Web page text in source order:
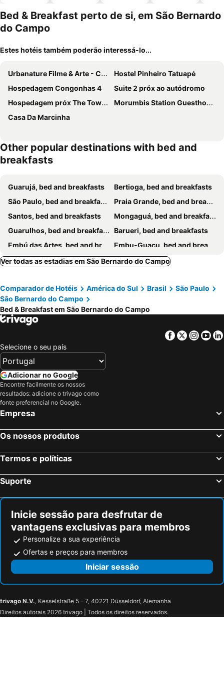
Bed & Breakfast perto de si, em São Bernardo
do Campo
Estes hotéis também poderão interessá-lo...
Urbanature Filme & Arte - Comfort Hostel Brooklin
Hostel Pinheiro Tatuapé
Hospedagem Congonhas 4
Suite 2 próx ao autódromo
Hospedagem próx The Town 2026 Perto do Autódromo
Morumbis Station Guesthouse
Casa Da Marcinha
Other popular destinations with bed and
breakfasts
Guarujá, bed and breakfasts
Bertioga, bed and breakfasts
São Paulo, bed and breakfasts
Praia Grande, bed and breakfasts
Santos, bed and breakfasts
Mongaguá, bed and breakfasts
Guarulhos, bed and breakfasts
Barueri, bed and breakfasts
Embú das Artes, bed and breakfasts
Embu-Guaçu, bed and breakfasts
Osasco, bed and breakfasts
Mairiporã, bed and breakfasts
Santo André, bed and breakfasts
Franco da Rocha, bed and breakfasts
São Vicente, bed and breakfasts
Jandira, bed and breakfasts
Ver todas as estadias em São Bernardo do Campo
Comparador de Hotéis América do Sul Brasil
São Paulo
São Bernardo do Campo
Bed & Breakfast em São Bernardo do Campo
Facebook
Twitter
Selecione o seu país
Adicionar no Google
Encontre facilmente os nossos
resultados: adicione o trivago como
fonte preferencial no Google.
Empresa
Os nossos produtos
Termos e políticas
Suporte
Inicie sessão para desfrutar de
vantagens exclusivas para membros
Personalize a sua experiência
Ofertas e preços para membros
Iniciar sessão
trivago N.V., Kesselstraße 5 – 7, 40221 Düsseldorf, Alemanha
Direitos autorais 2026 trivago | Todos os direitos reservados.